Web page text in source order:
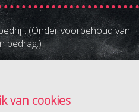
(Onder voorbehoud van
bedrag.)
van cookies